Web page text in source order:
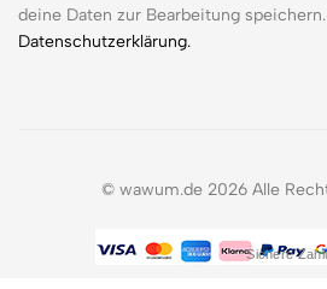
deine Daten zur Bearbeitung
Datenschutzerklärung.
© wawum.de 2026 Alle
Sichere